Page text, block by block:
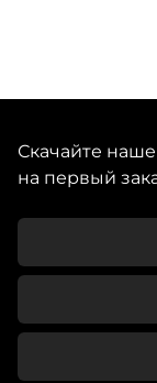
Скачайте
на первый